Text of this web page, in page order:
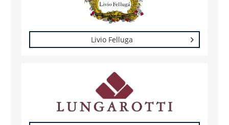
Livio Felluga